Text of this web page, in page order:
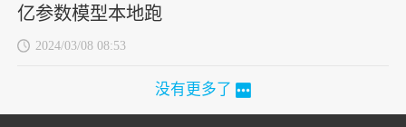
亿参数模型本地跑
2024/03/08 08:53
没有更多了